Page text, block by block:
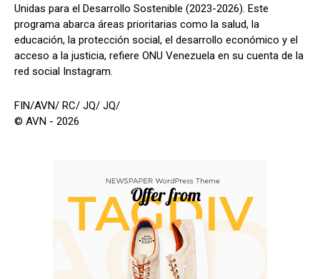
Unidas para el Desarrollo Sostenible (2023-2026). Este
programa abarca áreas prioritarias como la salud, la
educación, la protección social, el desarrollo económico y el
acceso a la justicia, refiere ONU Venezuela en su cuenta de la
red social Instagram.
FIN/AVN/ RC/ JQ/ JQ/
© AVN - 2026